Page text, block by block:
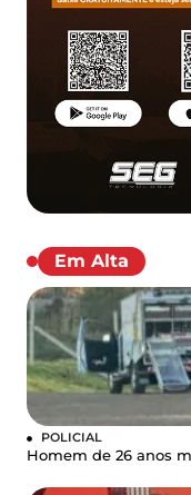
Em Alta
POLICIAL
Homem de 26 anos